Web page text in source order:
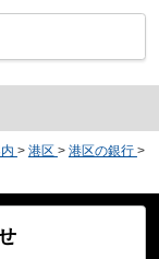
> 港区 > 港区の銀行 >